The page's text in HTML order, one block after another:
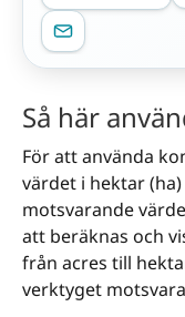
Så här
För att använda
värdet i hektar
motsvarande
att beräknas och
från acres till
verktyget